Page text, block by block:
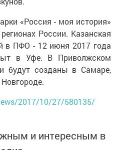
«Россия - моя история»
России. Казанская
в ПФО - 12 июня 2017 года
в Уфе. В Приволжском
будут созданы в Самаре,
2017/10/27/580135/
и интересным в